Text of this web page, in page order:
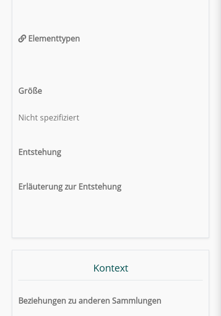
Elementtypen
Größe
Nicht spezifiziert
Entstehung
Erläuterung zur Entstehung
Kontext
Beziehungen zu anderen Sammlungen